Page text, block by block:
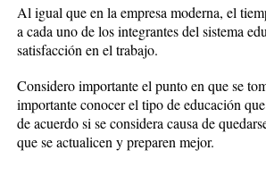
Al igual que en la empresa moderna, el
a cada uno de los integrantes del sistema
satisfacción en el trabajo.
Considero importante el punto en que se
importante conocer el tipo de educación
de acuerdo si se considera causa de
que se actualicen y preparen mejor.